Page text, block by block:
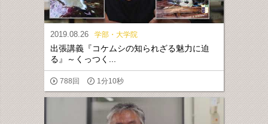
2019.08.26 学部・大学院
出張講義『コケムシの知られざる魅力に迫
る』～くっつく...
788回 1分10秒